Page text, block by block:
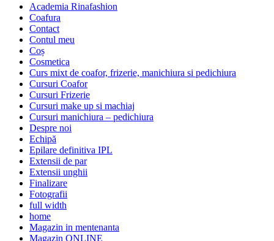
Academia Rinafashion
Coafura
Contact
Contul meu
Coș
Cosmetica
Curs mixt de coafor, frizerie, manichiura si pedichiura
Cursuri Coafor
Cursuri Frizerie
Cursuri make up si machiaj
Cursuri manichiura – pedichiura
Despre noi
Echipă
Epilare definitiva IPL
Extensii de par
Extensii unghii
Finalizare
Fotografii
full width
home
Magazin in mentenanta
Magazin ONLINE